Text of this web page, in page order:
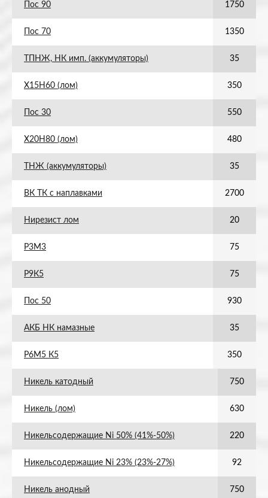
Пос 90 1750
Пос 70 1350
ТПНЖ, НК имп. (аккумуляторы) 35
Х15Н60 (лом) 350
Пос 30 550
Х20Н80 (лом) 480
ТНЖ (аккумуляторы) 35
ВК ТК с наплавками 2700
Нирезист лом 20
Р3М3 75
Р9К5 75
Пос 50 930
АКБ НК намазные 35
Р6М5 К5 350
Никель катодный 750
Никель (лом) 630
Никельсодержащие Ni 50% (41%-50%) 220
Никельсодержащие Ni 23% (23%-27%) 92
Никель анодный 750